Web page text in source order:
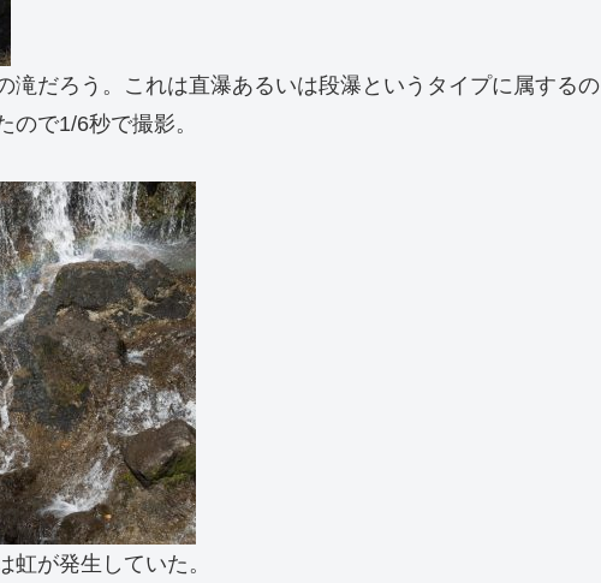
滝だろう。これは直瀑あるいは段瀑というタイプに属するの
で1/6秒で撮影。
が発生していた。